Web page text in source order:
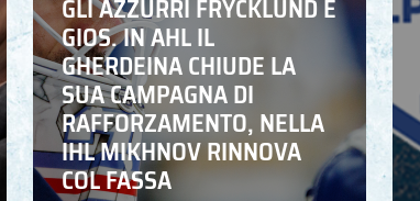
GLI AZZURRI FRYCKLUND E
GIOS. IN AHL IL
GHERDEINA CHIUDE LA
SUA CAMPAGNA DI
RAFFORZAMENTO, NELLA
IHL MIKHNOV RINNOVA
COL FASSA